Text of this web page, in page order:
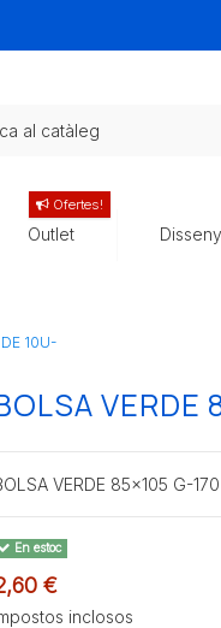
Outlet
Ofertes!
10U-
VERDE
VERDE 85x105 G-
En estoc
€
inclosos